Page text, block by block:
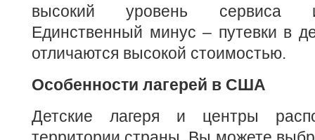
высокий уровень сервиса
Единственный минус – путевки в
отличаются высокой стоимостью.
Особенности лагерей в США
Детские лагеря и центры